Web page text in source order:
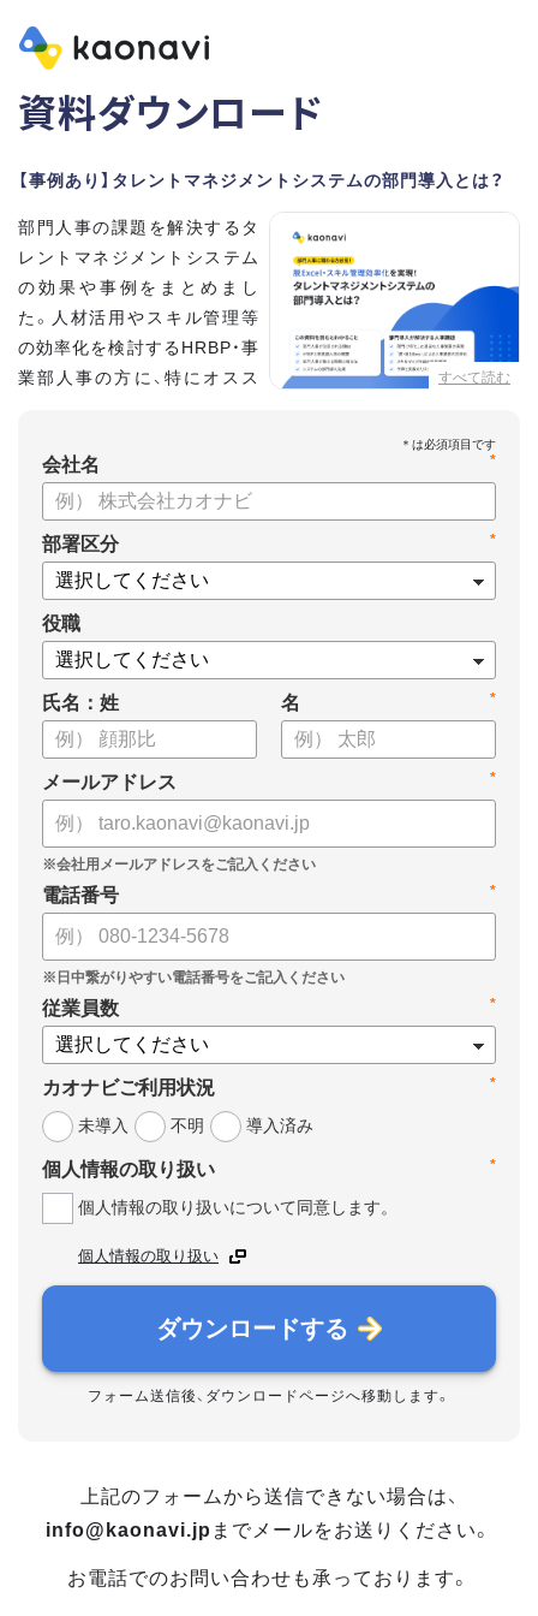
資料ダウンロード
【事例あり】タレントマネジメントシステムの部門導入とは？
すべて読む
部門人事の課題を解決するタ
レントマネジメントシステム
の効果や事例をまとめまし
た。人材活用やスキル管理等
の効率化を検討するHRBP・事
業部人事の方に、特にオスス
【資料の内容】
・部門人事が抱える問題とその解決法
・タレントマネジメントシステムの部門導入するメリット
・スキル管理をはじめとする企業のシステム活用事例
*
会社名
*
部署区分
役職
氏名：姓 *
名
*
メールアドレス
*
電話番号
*
従業員数
*
カオナビご利用状況
未導入
不明 導入済み
*
個人情報の取り扱い
個人情報の取り扱いについて同意します。
個人情報の取り扱い
ダウンロードする
フォーム送信後、ダウンロードページへ移動します。
上記のフォームから送信できない場合は、
info@kaonavi.jp までメールをお送りください。
お電話でのお問い合わせも承っております。